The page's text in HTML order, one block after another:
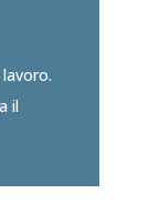
il